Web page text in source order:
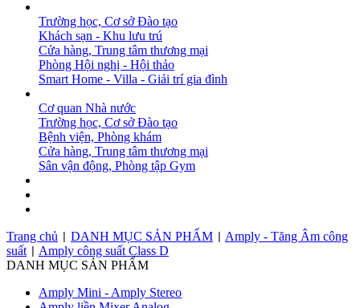
Trường học, Cơ sở Đào tạo
Khách sạn - Khu lưu trú
Cửa hàng, Trung tâm thương mại
Phòng Hội nghị - Hội thảo
Smart Home - Villa - Giải trí gia đình
Cơ quan Nhà nước
Trường học, Cơ sở Đào tạo
Bệnh viện, Phòng khám
Cửa hàng, Trung tâm thương mại
Sân vận động, Phòng tập Gym
Trang chủ
DANH MỤC SẢN PHẨM
Amply - Tăng Âm công
suất
Amply công suất Class D
DANH MỤC SẢN PHẨM
Amply Mini - Amply Stereo